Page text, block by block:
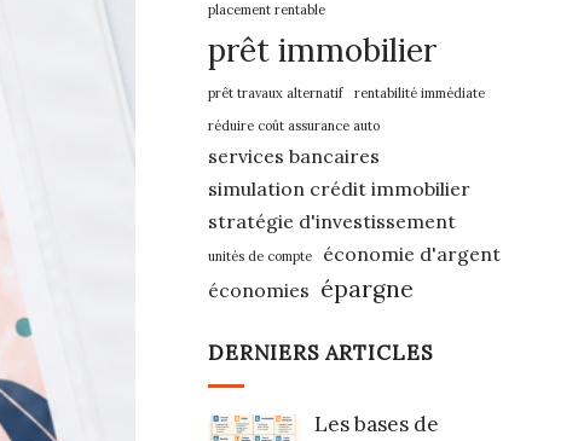
placement rentable
prêt immobilier
prêt travaux alternatif
rentabilité immédiate
réduire coût assurance auto
services bancaires
simulation crédit immobilier
stratégie d'investissement
unités de compte
économie d'argent
économies épargne
DERNIERS ARTICLES
Les bases de